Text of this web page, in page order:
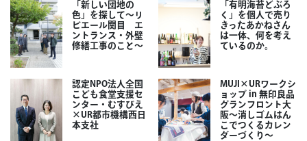
「新しい団地の
色」を探して～リ
ビエール関目 エ
ントランス・外壁
修繕工事のこと～
「有明海苔どぶろ
く」を個人で売り
きったあかねさん
は一体、何を考え
ているのか。
認定NPO法人全国
こども食堂支援セ
ンター・むすびえ
×UR都市機構西日
本支社
MUJI×URワークシ
ョップ in 無印良品
グランフロント大
阪～消しゴムはん
こでつくるカレン
ダーづくり～